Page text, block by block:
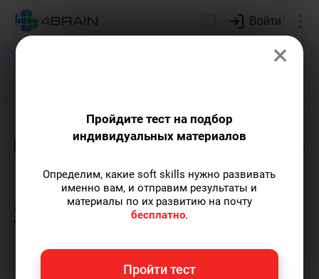
Войти
Подарим индивидуальный план
Финансы и деньги
Как уменьшить свой
углеродный след в
×
Пройдите тест на подбор
индивидуальных материалов
Определим, какие soft skills нужно развивать
именно вам, и отправим результаты и
материалы по их развитию на почту
бесплатно.
Пройти тест